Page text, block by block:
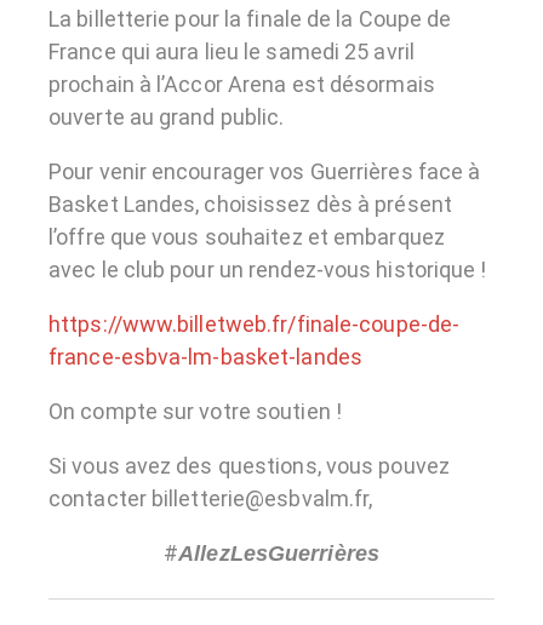
La billetterie pour la finale de la Coupe de
France qui aura lieu le samedi 25 avril
prochain à l’Accor Arena est désormais
ouverte au grand public.
Pour venir encourager vos Guerrières face à
Basket Landes, choisissez dès à présent
l’offre que vous souhaitez et embarquez
avec le club pour un rendez-vous historique !
https://www.billetweb.fr/finale-coupe-de-
france-esbva-lm-basket-landes
On compte sur votre soutien !
Si vous avez des questions, vous pouvez
contacter billetterie@esbvalm.fr,
#AllezLesGuerrières